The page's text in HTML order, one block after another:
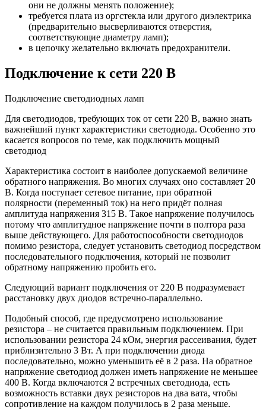
они не должны менять положение);
требуется плата из оргстекла или другого диэлектрика
(предварительно высверливаются отверстия,
соответствующие диаметру ламп);
в цепочку желательно включать предохранители.
Подключение к сети 220 В
Подключение светодиодных ламп
Для светодиодов, требующих ток от сети 220 В, важно знать
важнейший пункт характеристики светодиода. Особенно это
касается вопросов по теме, как подключить мощный
светодиод
Характеристика состоит в наиболее допускаемой величине
обратного напряжения. Во многих случаях оно составляет 20
В. Когда поступает сетевое питание, при обратной
полярности (переменный ток) на него придёт полная
амплитуда напряжения 315 В. Такое напряжение получилось
потому что амплитудное напряжение почти в полтора раза
выше действующего. Для работоспособности светодиодов
помимо резистора, следует установить светодиод посредством
последовательного подключения, который не позволит
обратному напряжению пробить его.
Следующий вариант подключения от 220 В подразумевает
расстановку двух диодов встречно-параллельно.
Подобный способ, где предусмотрено использование
резистора – не считается правильным подключением. При
использовании резистора 24 кОм, энергия рассеивания, будет
приблизительно 3 Вт. А при подключении диода
последовательно, можно уменьшить её в 2 раза. На обратное
напряжение светодиод должен иметь напряжение не меньшее
400 В. Когда включаются 2 встречных светодиода, есть
возможность вставки двух резисторов на два вата, чтобы
сопротивление на каждом получилось в 2 раза меньше.